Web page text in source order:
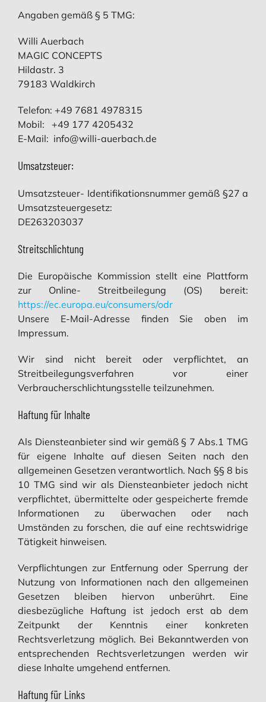
Angaben gemäß § 5 TMG:
Willi Auerbach
MAGIC CONCEPTS
Hildastr. 3
79183 Waldkirch
Telefon: +49 7681 4978315
Mobil: +49 177 4205432
E-Mail: info@willi-auerbach.de
Umsatzsteuer:
Umsatzsteuer- Identifikationsnummer gemäß §27 a
Umsatzsteuergesetz:
DE263203037
Streitschlichtung
Die Europäische Kommission stellt eine Plattform
zur Online- Streitbeilegung (OS) bereit:
https://ec.europa.eu/consumers/odr
Unsere E-Mail-Adresse finden Sie oben im
Impressum.
Wir sind nicht bereit oder verpflichtet, an
Streitbeilegungsverfahren vor einer
Verbraucherschlichtungsstelle teilzunehmen.
Haftung für Inhalte
Als Diensteanbieter sind wir gemäß § 7 Abs.1 TMG
für eigene Inhalte auf diesen Seiten nach den
allgemeinen Gesetzen verantwortlich. Nach §§ 8 bis
10 TMG sind wir als Diensteanbieter jedoch nicht
verpflichtet, übermittelte oder gespeicherte fremde
Informationen zu überwachen oder nach
Umständen zu forschen, die auf eine rechtswidrige
Tätigkeit hinweisen.
Verpflichtungen zur Entfernung oder Sperrung der
Nutzung von Informationen nach den allgemeinen
Gesetzen bleiben hiervon unberührt. Eine
diesbezügliche Haftung ist jedoch erst ab dem
Zeitpunkt der Kenntnis einer konkreten
Rechtsverletzung möglich. Bei Bekanntwerden von
entsprechenden Rechtsverletzungen werden wir
diese Inhalte umgehend entfernen.
Haftung für Links